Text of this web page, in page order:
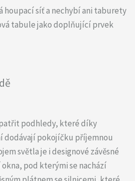
houpací síť a nechybí ani taburety
tabule jako doplňující prvek
podhledy, které díky
dodávají pokojíčku příjemnou
světla je i designové závěsné
pod kterými se nachází